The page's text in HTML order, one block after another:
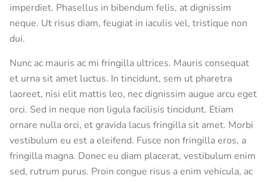
imperdiet. Phasellus in bibendum felis, at dignissim
neque. Ut risus diam, feugiat in iaculis vel, tristique non
dui.
Nunc ac mauris ac mi fringilla ultrices. Mauris consequat
et urna sit amet luctus. In tincidunt, sem ut pharetra
laoreet, nisi elit mattis leo, nec dignissim augue arcu eget
orci. Sed in neque non ligula facilisis tincidunt. Etiam
ornare nulla orci, et gravida lacus fringilla sit amet. Morbi
vestibulum eu est a eleifend. Fusce non fringilla eros, a
fringilla magna. Donec eu diam placerat, vestibulum enim
sed, rutrum purus. Proin congue risus a enim vehicula, ac